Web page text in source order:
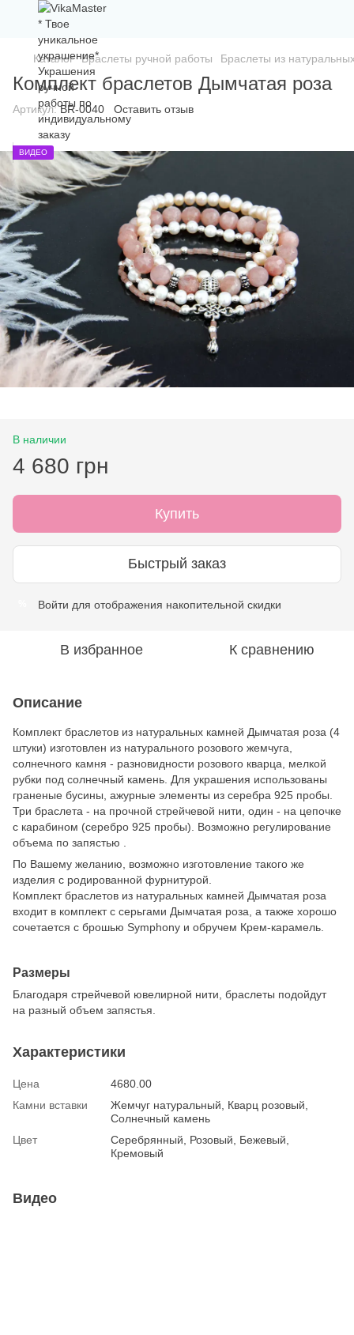
Каталог Браслеты ручной работы Браслеты из
Комплект браслетов Дымчатая роза
Артикул:BR-0040 Оставить отзыв
ВИДЕО
В наличии
4 680 грн
Купить
Быстрый заказ
Войти для отображения накопительной скидки
В избранное К сравнению
Описание
Комплект браслетов из натуральных камней Дымчатая роза (4
штуки) изготовлен из натурального розового жемчуга,
солнечного камня - разновидности розового кварца, мелкой
рубки под солнечный камень. Для украшения использованы
граненые бусины, ажурные элементы из серебра 925 пробы.
Три браслета - на прочной стрейчевой нити, один - на цепочке
с карабином (серебро 925 пробы). Возможно регулирование
объема по запястью .
По Вашему желанию, возможно изготовление такого же
изделия с родированной фурнитурой.
Комплект браслетов из натуральных камней Дымчатая роза
входит в комплект с серьгами Дымчатая роза, а также хорошо
сочетается с брошью Symphony и обручем Крем-карамель.
Размеры
Благодаря стрейчевой ювелирной нити, браслеты подойдут
на разный объем запястья.
Характеристики
Цена
4680.00
Камни вставки
Жемчуг натуральный, Кварц розовый,
Солнечный камень
Цвет
Серебрянный, Розовый, Бежевый,
Кремовый
Видео